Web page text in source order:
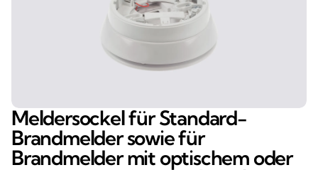
Meldersockel für Standard-
Brandmelder sowie für
Brandmelder mit optischem oder